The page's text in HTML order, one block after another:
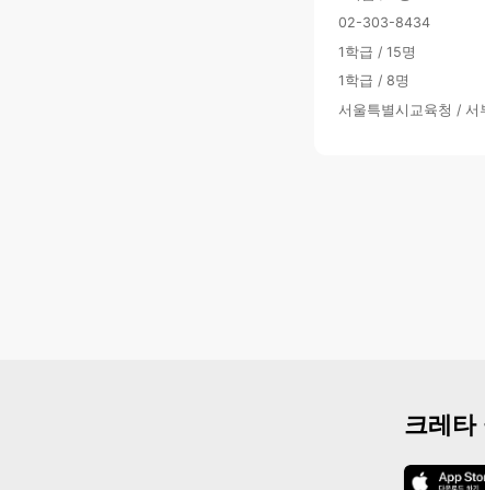
02-303-8434
1학급 / 15명
1학급 / 8명
서울특별시교육청 / 서
크레타